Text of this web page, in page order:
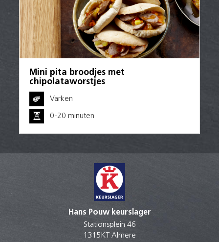
Mini pita broodjes met
chipolataworstjes
Varken
0-20 minuten
Hans Pouw keurslager
Stationsplein 46
1315KT Almere